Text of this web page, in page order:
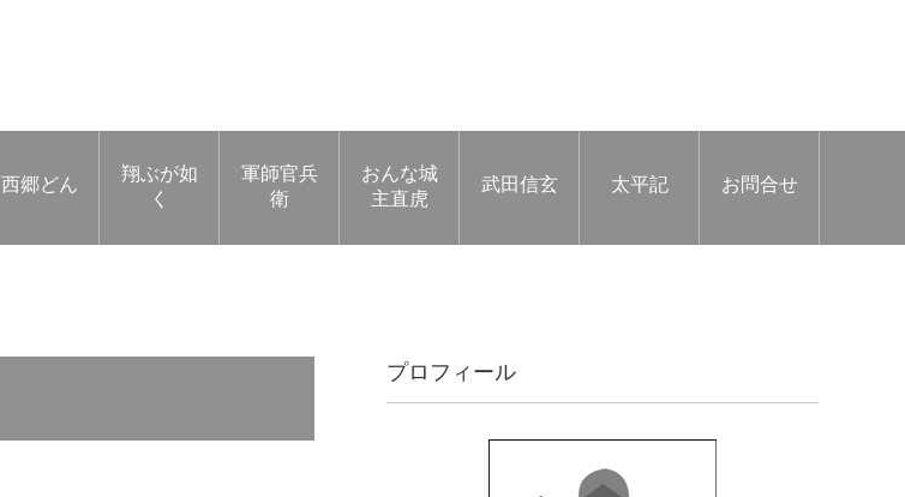
西郷どん
翔ぶが如
く
軍師官兵
衛
おんな城
主直虎
武田信玄 太平記 お問合せ
プロフィール